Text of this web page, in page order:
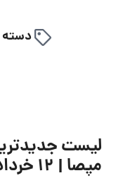
دسته
لیست
مپصا | ۱۲ خرداد ۱۴۰۵